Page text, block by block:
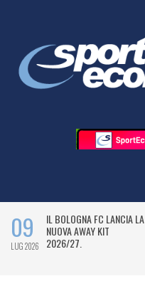
09
LUG 2026
IL BOLOGNA FC LANCIA LA
NUOVA AWAY KIT
2026/27.